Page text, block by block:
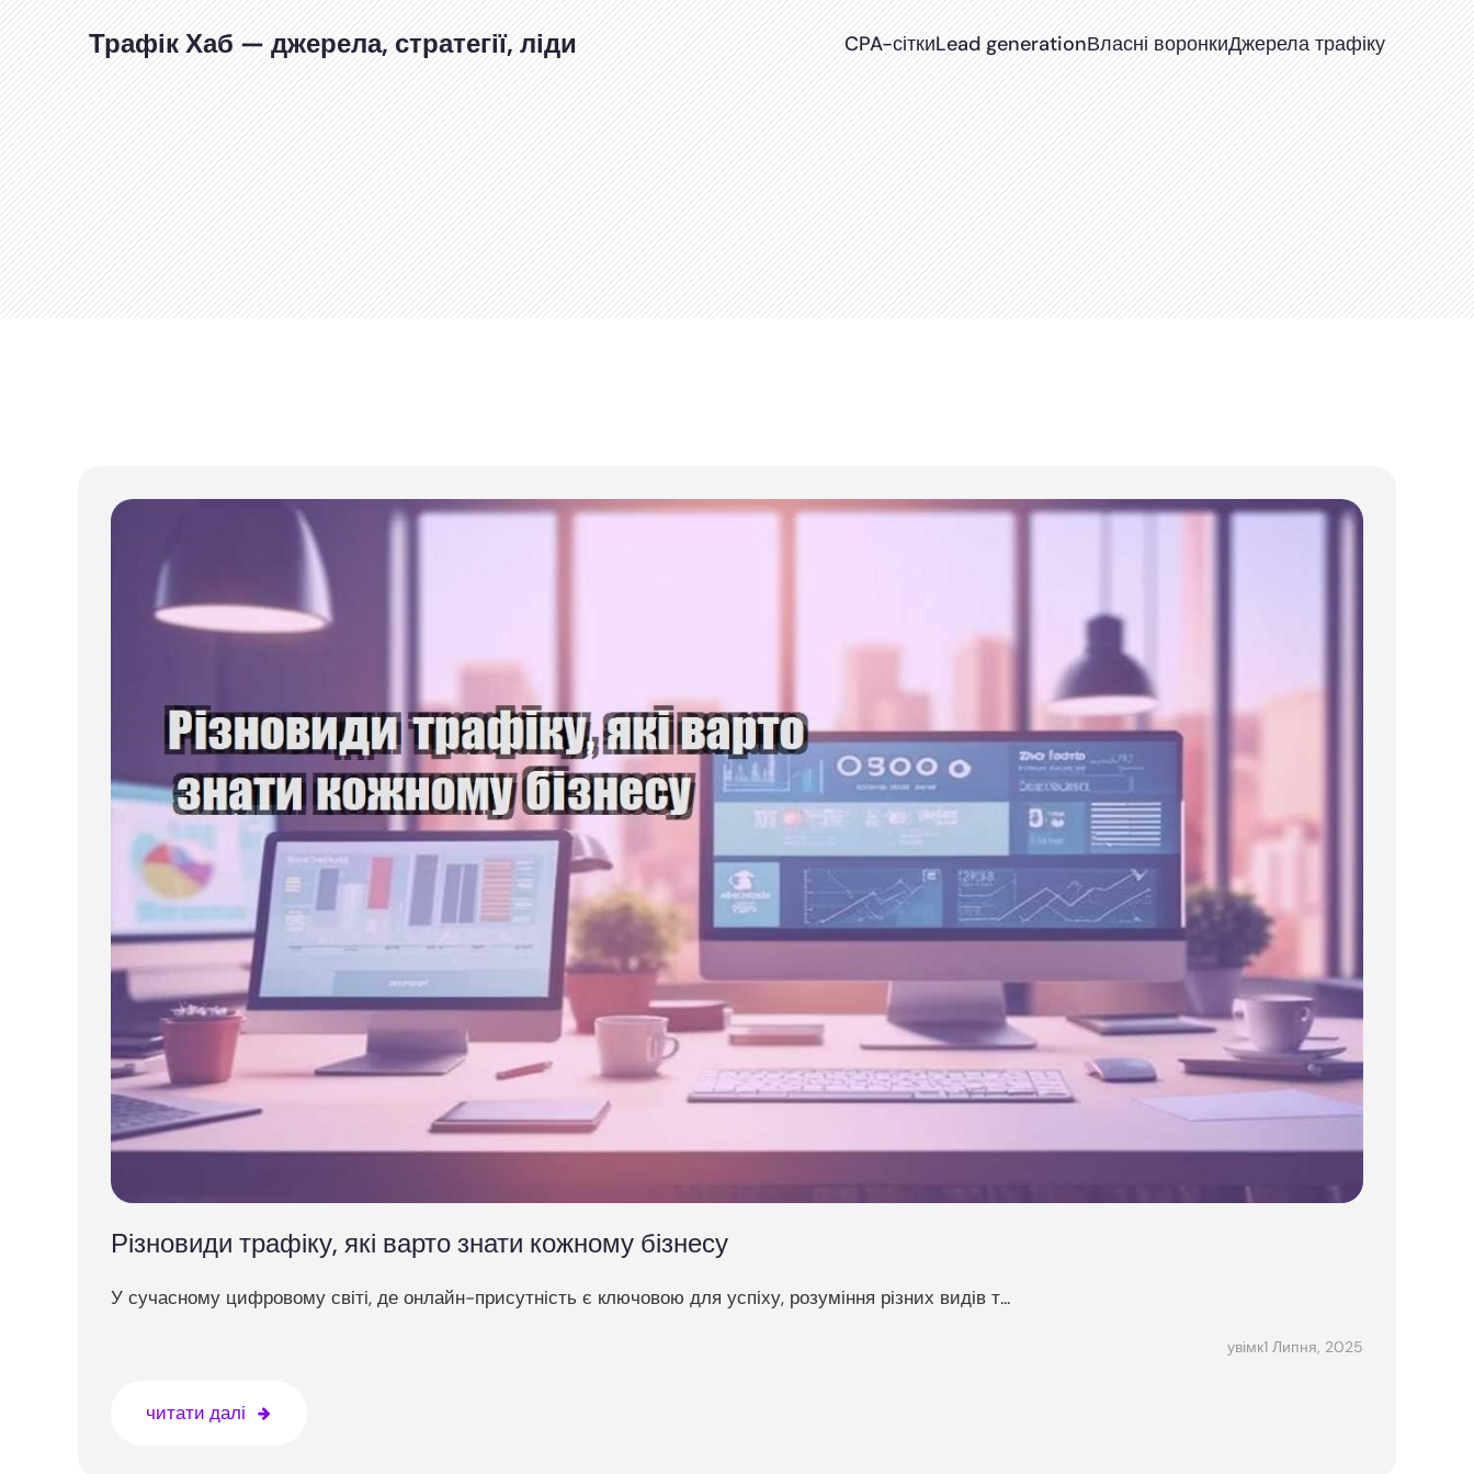
Трафік Хаб — джерела, стратегії, ліди CPA-сіткиLead generationВласні воронкиДжерела трафіку
Різновиди трафіку, які варто знати кожному бізнесу
У сучасному цифровому світі, де онлайн-присутність є ключовою для успіху, розуміння різних видів т...
увімк1 Липня, 2025
читати далі